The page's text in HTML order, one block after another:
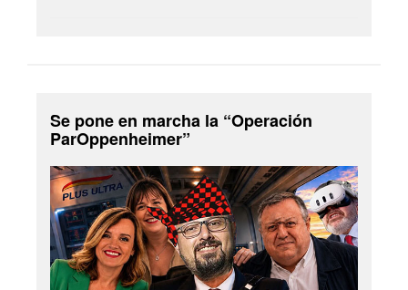
Se pone en marcha la “Operación
ParOppenheimer”